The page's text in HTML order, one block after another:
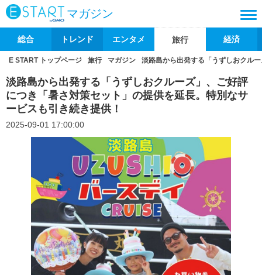
マガジン
総合 トレンド エンタメ 旅行 経済
E START トップページ 旅行 マガジン 淡路島から出発する「うずしおクル
淡路島から出発する「うずしおクルーズ」、ご好評
につき「暑さ対策セット」の提供を延長。特別なサ
ービスも引き続き提供！
2025-09-01 17:00:00